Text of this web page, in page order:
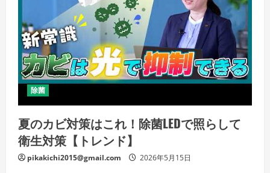
除菌
夏のカビ対策はこれ！除菌LEDで照らして
衛生対策【トレンド】
pikakichi2015@gmail.com 2026年5月15日